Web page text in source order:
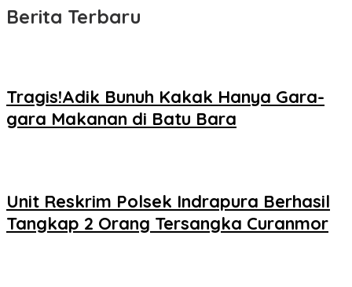
Berita Terbaru
Tragis!Adik Bunuh Kakak Hanya Gara-
gara Makanan di Batu Bara
Unit Reskrim Polsek Indrapura Berhasil
Tangkap 2 Orang Tersangka Curanmor